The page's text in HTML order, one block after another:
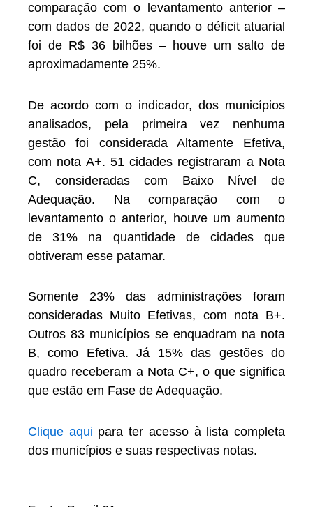
comparação com o levantamento anterior –
com dados de 2022, quando o déficit atuarial
foi de R$ 36 bilhões – houve um salto de
aproximadamente 25%.
De acordo com o indicador, dos municípios
analisados, pela primeira vez nenhuma
gestão foi considerada Altamente Efetiva,
com nota A+. 51 cidades registraram a Nota
C, consideradas com Baixo Nível de
Adequação. Na comparação com o
levantamento o anterior, houve um aumento
de 31% na quantidade de cidades que
obtiveram esse patamar.
Somente 23% das administrações foram
consideradas Muito Efetivas, com nota B+.
Outros 83 municípios se enquadram na nota
B, como Efetiva. Já 15% das gestões do
quadro receberam a Nota C+, o que significa
que estão em Fase de Adequação.
Clique aqui para ter acesso à lista completa
dos municípios e suas respectivas notas.